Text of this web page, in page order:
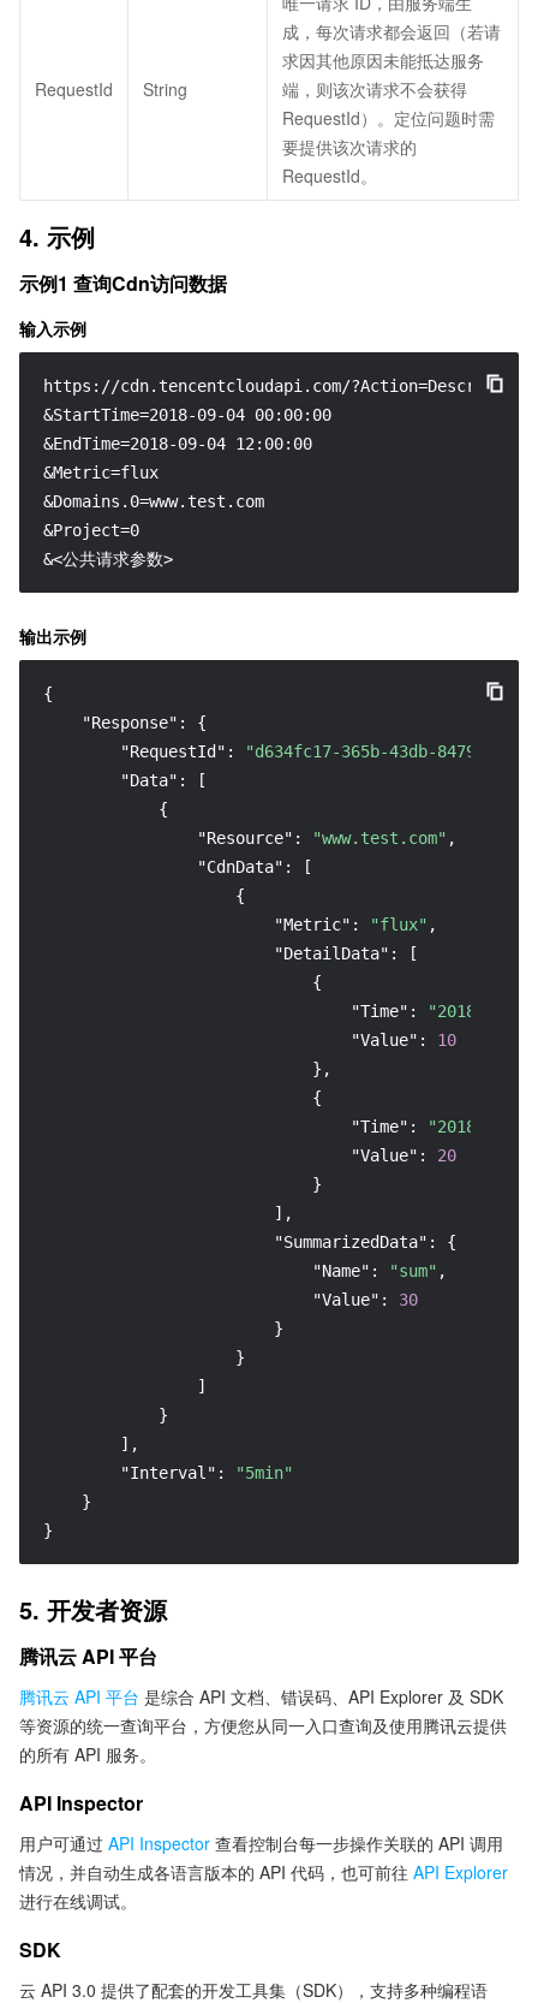
RequestId String
成，每次请求都会返回（若请
求因其他原因未能抵达服务
端，则该次请求不会获得
RequestId）。定位问题时需
要提供该次请求的
RequestId。
4. 示例
示例1 查询Cdn访问数据
输入示例
https://cdn.tencentcloudapi.com/
&StartTime=2018-09-04 00:00:00
&EndTime=2018-09-04 12:00:00
&Metric=flux
&Domains.0=www.test.com
&Project=0
&<公共请求参数>
输出示例
{
"Response" :
{
"RequestId" :
"d634fc17-365b-43db-8479-
"Data" :
[
{
"Resource" : "www.test.com" ,
"CdnData" :
[
{
"Metric" : "flux" ,
"DetailData" :
[
{
"Time" :
"2018-09-
"Value" :
10
} ,
{
"Time" :
"2018-09-
"Value" :
20
}
] ,
"SummarizedData" :
{
"Name" : "sum" ,
"Value" :
30
}
}
]
}
] ,
"Interval" :
"5min"
}
}
5. 开发者资源
腾讯云 API 平台
腾讯云 API 平台 是综合 API 文档、错误码、API Explorer 及 SDK
等资源的统一查询平台，方便您从同一入口查询及使用腾讯云提供
的所有 API 服务。
API Inspector
用户可通过 API Inspector 查看控制台每一步操作关联的 API 调用
情况，并自动生成各语言版本的 API 代码，也可前往 API Explorer
进行在线调试。
SDK
云 API 3.0 提供了配套的开发工具集（SDK），支持多种编程语